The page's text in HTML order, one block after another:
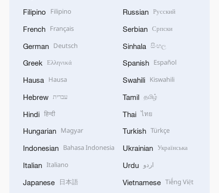
Filipino Filipino
French Français
German Deutsch
Greek Ελληνικά
Hausa Hausa
Hebrew עברית
Hindi हिन्दी
Hungarian Magyar
Indonesian Bahasa Indonesia
Italian Italiano
Japanese 日本語
Russian Русский
Serbian Српски
Sinhala සිංහල
Spanish Español
Swahili Kiswahili
Tamil தமிழ்
Thai ไทย
Turkish Türkçe
Ukrainian Українська
Urdu اردو
Vietnamese Tiếng Việt